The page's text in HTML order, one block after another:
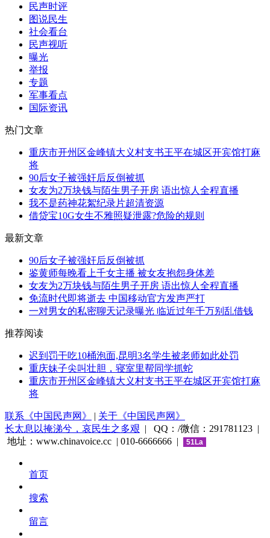
民声时评
图说民生
社会看台
民声视听
曝光
举报
专题
军事看点
国际资讯
热门文章
重庆市开州区金峰镇大义村支书王平在城区开宾馆打麻
将
90后女子被强奸后反倒被抓
女友为2万块钱与陌生男子开房 语出惊人全程直播
我不是药神花絮纪录片超清资源
借贷宝10G女生不雅照疑泄露?危险的规则
最新文章
90后女子被强奸后反倒被抓
鉴黄师每晚看上千女主播 被女友抱怨身体差
女友为2万块钱与陌生男子开房 语出惊人全程直播
免流时代即将逝去 中国移动官方发声严打
一对男女的私密聊天记录曝光 临近过年千万别乱借钱
推荐阅读
迟到罚干吃10桶泡面,昆明3名学生被老师如此处罚
重庆妹子尖叫壮胆，寝室里帮同学抓蛇
重庆市开州区金峰镇大义村支书王平在城区开宾馆打麻
将
联系《中国民声网》 | 关于《中国民声网》
长太息以掩涕兮，哀民生之多艰 | QQ：/微信：291781123 |
地址：www.chinavoice.cc | 010-6666666 |
51La
首页
搜索
留言